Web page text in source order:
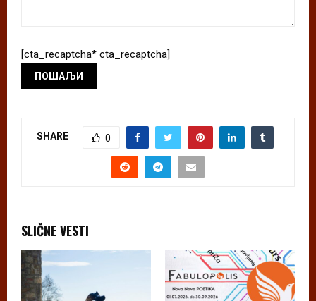
[cta_recaptcha* cta_recaptcha]
SHARE 0
SLIČNE VESTI